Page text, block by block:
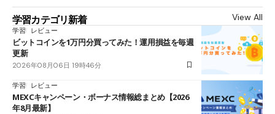
学習カテゴリ新着 View All
学習 レビュー
ビットコインを1万円分買ってみた！運用損益を毎週
更新
2026年08月06日 19時46分
学習 レビュー
MEXCキャンペーン・ボーナス情報総まとめ【2026
年8月最新】